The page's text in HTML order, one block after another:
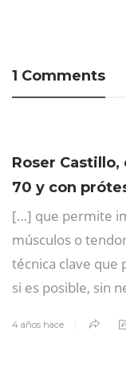
1 Comments
Roser
70 y con
[…] que permite
músculos o
técnica clave que
si es posible, sin
4 años hace